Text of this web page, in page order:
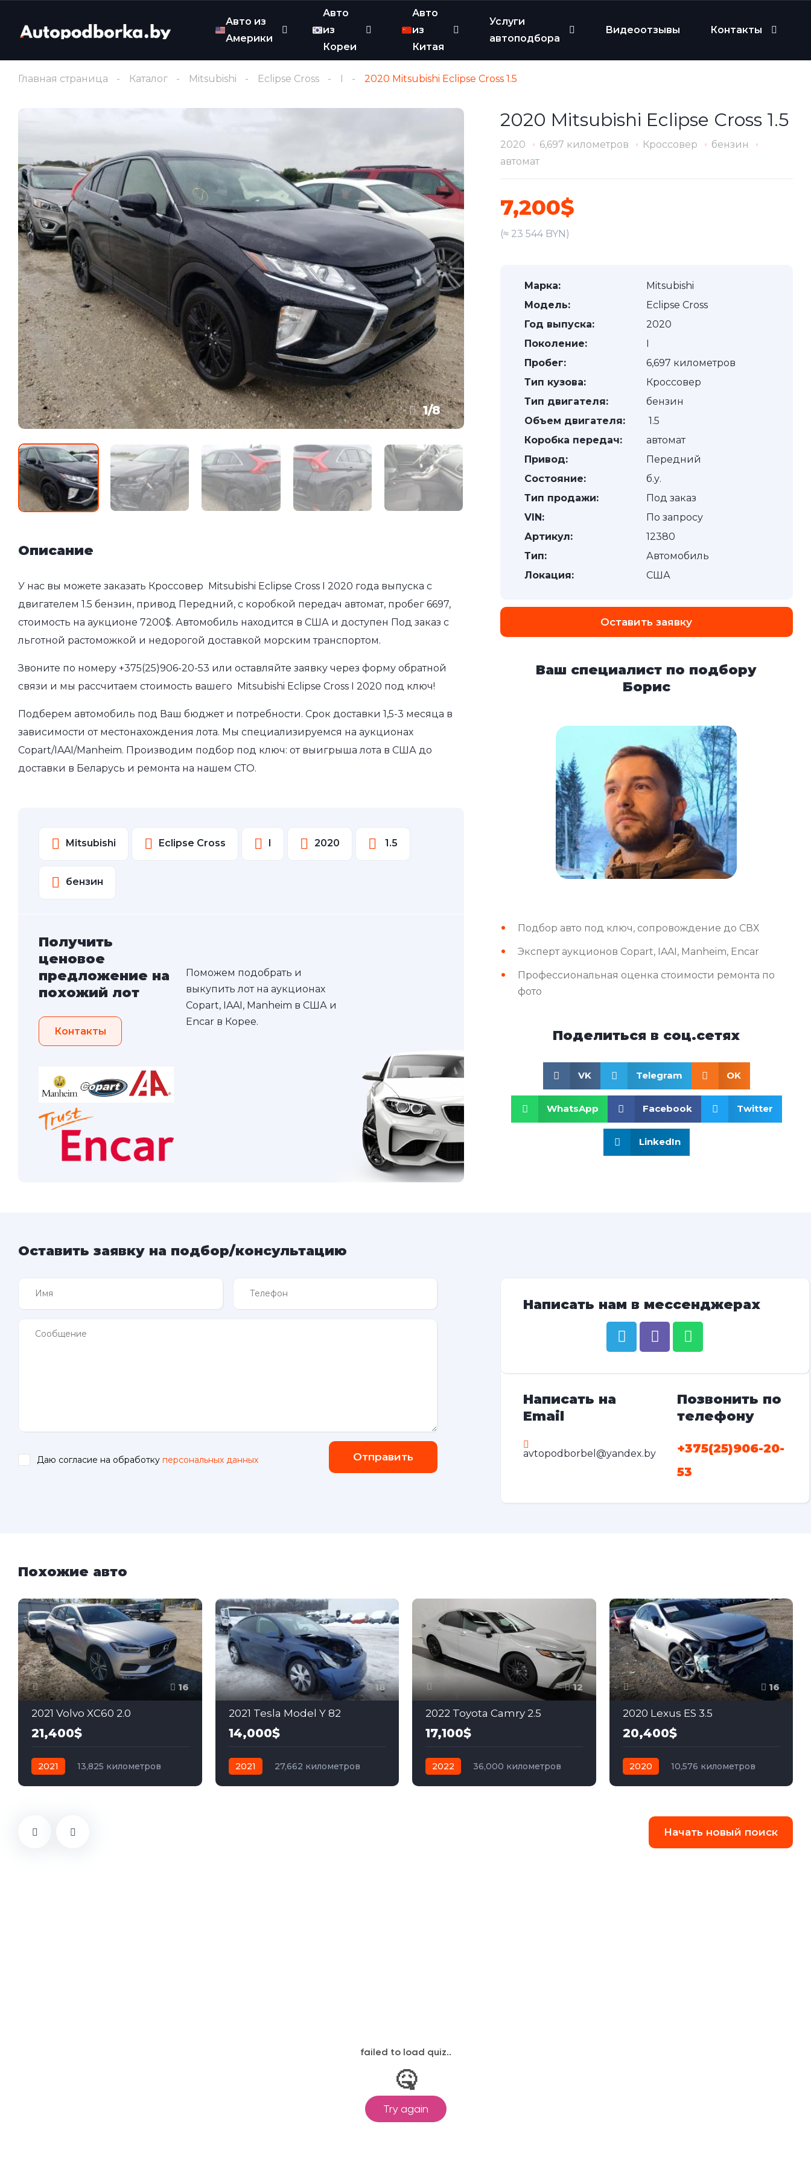
Авто из
Америки
Авто
из
Кореи
Авто
из
Китая
Услуги
автоподбора
Видеоотзывы Контакты
Главная страница Каталог Mitsubishi Eclipse Cross I 2020 Mitsubishi Eclipse Cross 1.5
1/8
Описание
У нас вы можете заказать Кроссовер Mitsubishi Eclipse Cross I 2020 года выпуска с
двигателем 1.5 бензин, привод Передний, с коробкой передач автомат, пробег 6697,
стоимость на аукционе 7200$. Автомобиль находится в США и доступен Под заказ с
льготной растоможкой и недорогой доставкой морским транспортом.
Звоните по номеру +375(25)906-20-53 или оставляйте заявку через форму обратной
связи и мы рассчитаем стоимость вашего Mitsubishi Eclipse Cross I 2020 под ключ!
Подберем автомобиль под Ваш бюджет и потребности. Срок доставки 1,5-3 месяца в
зависимости от местонахождения лота. Мы специализируемся на аукционах
Copart/IAAI/Manheim. Производим подбор под ключ: от выигрыша лота в США до
доставки в Беларусь и ремонта на нашем СТО.
Mitsubishi Eclipse Cross I 2020 1.5
бензин
Получить
ценовое
предложение на
похожий лот
Контакты
Поможем подобрать и
выкупить лот на аукционах
Copart, IAAI, Manheim в США и
Encar в Корее.
2020 Mitsubishi Eclipse Cross 1.5
2020 6,697 километров Кроссовер
бензин
автомат
7,200$
(≈ 23 544 BYN)
Марка:
Mitsubishi
Модель:
Eclipse Cross
Год выпуска:
2020
Поколение:
I
Пробег:
6,697 километров
Тип кузова:
Кроссовер
Тип двигателя:
бензин
Объем двигателя:
1.5
Коробка передач:
автомат
Привод:
Передний
Состояние:
б.у.
Тип продажи:
Под заказ
VIN:
По запросу
Артикул:
12380
Тип:
Автомобиль
Локация:
США
Оставить заявку
Ваш специалист по подбору
Борис
Подбор авто под ключ, сопровождение до СВХ
Эксперт аукционов Copart, IAAI, Manheim, Encar
Профессиональная оценка стоимости ремонта по
фото
Поделиться в соц.сетях
VK Telegram OK
WhatsApp Facebook Twitter
LinkedIn
Оставить заявку на подбор/консультацию
Даю согласие на обработку персональных данных Отправить
Написать нам в мессенджерах
Написать на
Email
avtopodborbel@yandex.by
Позвонить по
телефону
+375(25)906-20-
53
Похожие авто
16
2021 Volvo XC60 2.0
21,400$
2021
13,825 километров
18
2021 Tesla Model Y 82
14,000$
2021
27,662 километров
12
2022 Toyota Camry 2.5
17,100$
2022
36,000 километров
16
2020 Lexus ES 3.5
20,400$
2020
10,576 километров
Начать новый поиск